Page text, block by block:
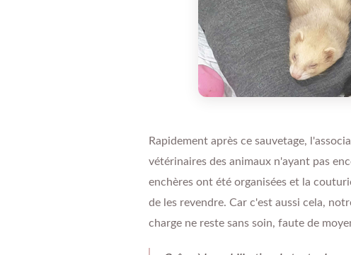
Rapidement après ce sauvetage,
vétérinaires des animaux n'ayant pas
enchères ont été organisées et la
de les revendre. Car c'est aussi cela,
charge ne reste sans soin, faute de